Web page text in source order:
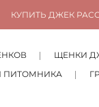
ЩЕНКИ
ПИТОМНИКА
КУПИТЬ ДЖЕК